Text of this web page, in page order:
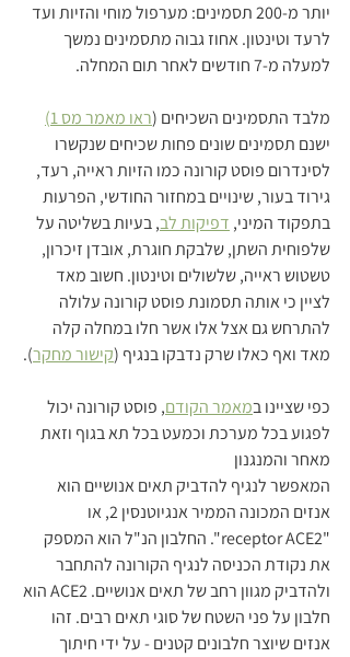
יותר מ-200 תסמינים: מערפול מוחי והזיות ועד
לרעד וטינטון. אחוז גבוה מתסמינים נמשך
למעלה מ-7 חודשים לאחר תום המחלה.
מלבד התסמינים השכיחים (ראו מאמר מס 1)
ישנם תסמינים שונים פחות שכיחים שנקשרו
לסינדרום פוסט קורונה כמו הזיות ראייה, רעד,
גירוד בעור, שינויים במחזור החודשי, הפרעות
בתפקוד המיני, דפיקות לב, בעיות בשליטה על
שלפוחית השתן, שלבקת חוגרת, אובדן זיכרון,
טשטוש ראייה, שלשולים וטינטון. חשוב מאד
לציין כי אותה תסמונת פוסט קורונה עלולה
להתרחש גם אצל אלו אשר חלו במחלה קלה
מאד ואף כאלו שרק נדבקו בנגיף (קישור מחקר).
כפי שציינו במאמר הקודם, פוסט קורונה יכול
לפגוע בכל מערכת וכמעט בכל תא בגוף וזאת
מאחר והמנגנון
המאפשר לנגיף להדביק תאים אנושיים הוא
אנזים המכונה הממיר אנגיוטנסין 2, או
"receptor ACE2". החלבון הנ"ל הוא המספק
את נקודת הכניסה לנגיף הקורונה להתחבר
ולהדביק מגוון רחב של תאים אנושיים. ACE2 הוא
חלבון על פני השטח של סוגי תאים רבים. זהו
אנזים שיוצר חלבונים קטנים - על ידי חיתוך